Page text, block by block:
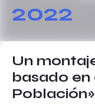
2022
Un
basado en